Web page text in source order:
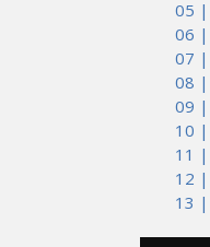
05 |
06 |
07 |
08 |
09 |
10 |
11 |
12 |
13 |